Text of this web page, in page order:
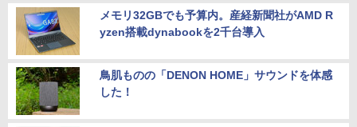
メモリ32GBでも予算内。産経新聞社がAMD R
yzen搭載dynabookを2千台導入
鳥肌ものの「DENON HOME」サウンドを体感
した！